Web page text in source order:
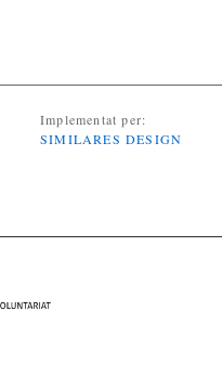
Implementat per:
SIMILARES DESIGN